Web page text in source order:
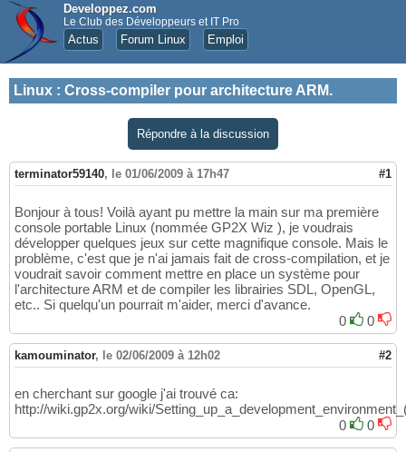
Developpez.com
Le Club des Développeurs et IT Pro
Actus Forum Linux Emploi
Linux : Cross-compiler pour architecture ARM.
Répondre à la discussion
terminator59140, le 01/06/2009 à 17h47 #1
Bonjour à tous! Voilà ayant pu mettre la main sur ma première
console portable Linux (nommée GP2X Wiz ), je voudrais
développer quelques jeux sur cette magnifique console. Mais le
problème, c'est que je n'ai jamais fait de cross-compilation, et je
voudrait savoir comment mettre en place un système pour
l'architecture ARM et de compiler les librairies SDL, OpenGL,
etc.. Si quelqu'un pourrait m'aider, merci d'avance.
0
0
kamouminator, le 02/06/2009 à 12h02 #2
en cherchant sur google j'ai trouvé ca:
http://wiki.gp2x.org/wiki/
0
0